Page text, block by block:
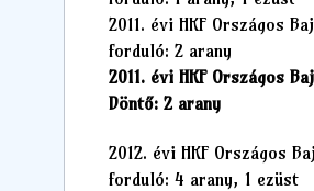
2011. évi HKF Országos
forduló: 2 arany
2011. évi HKF Országos
Döntő: 2 arany
2012. évi HKF Országos
forduló: 4 arany, 1 ezüst